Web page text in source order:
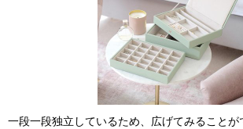
一段一段独立しているため、広げてみることが